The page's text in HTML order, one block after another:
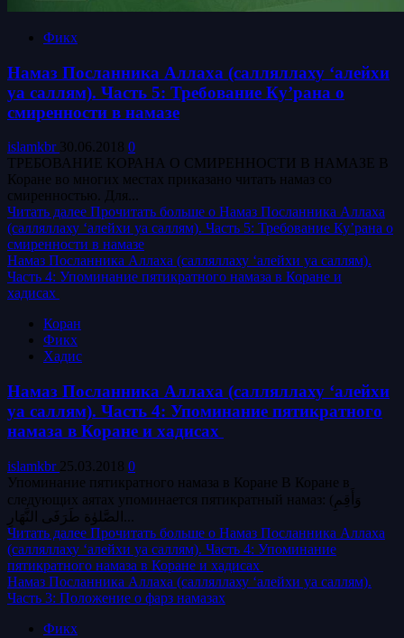
Фикх
Намаз Посланника Аллаха (салляллаху ‘алейхи
уа саллям). Часть 5: Требование Ку’рана о
смиренности в намазе
islamkbr 30.06.2018 0
ТРЕБОВАНИЕ КОРАНА О СМИРЕННОСТИ В НАМАЗЕ В
Коране во многих местах приказано читать намаз со
смиренностью. Для...
Читать далее Прочитать больше о Намаз Посланника Аллаха
(салляллаху ‘алейхи уа саллям). Часть 5: Требование Ку’рана о
смиренности в намазе
Намаз Посланника Аллаха (салляллаху ‘алейхи уа саллям).
Часть 4: Упоминание пятикратного намаза в Коране и
хадисах
Коран
Фикх
Хадис
Намаз Посланника Аллаха (салляллаху ‘алейхи
уа саллям). Часть 4: Упоминание пятикратного
намаза в Коране и хадисах
islamkbr 25.03.2018 0
Упоминание пятикратного намаза в Коране В Коране в
следующих аятах упоминается пятикратный намаз: (وَأَقِمِ
Читать далее Прочитать больше о Намаз Посланника Аллаха
(салляллаху ‘алейхи уа саллям). Часть 4: Упоминание
пятикратного намаза в Коране и хадисах
Намаз Посланника Аллаха (салляллаху ‘алейхи уа саллям).
Часть 3: Положение о фарз намазах
Фикх